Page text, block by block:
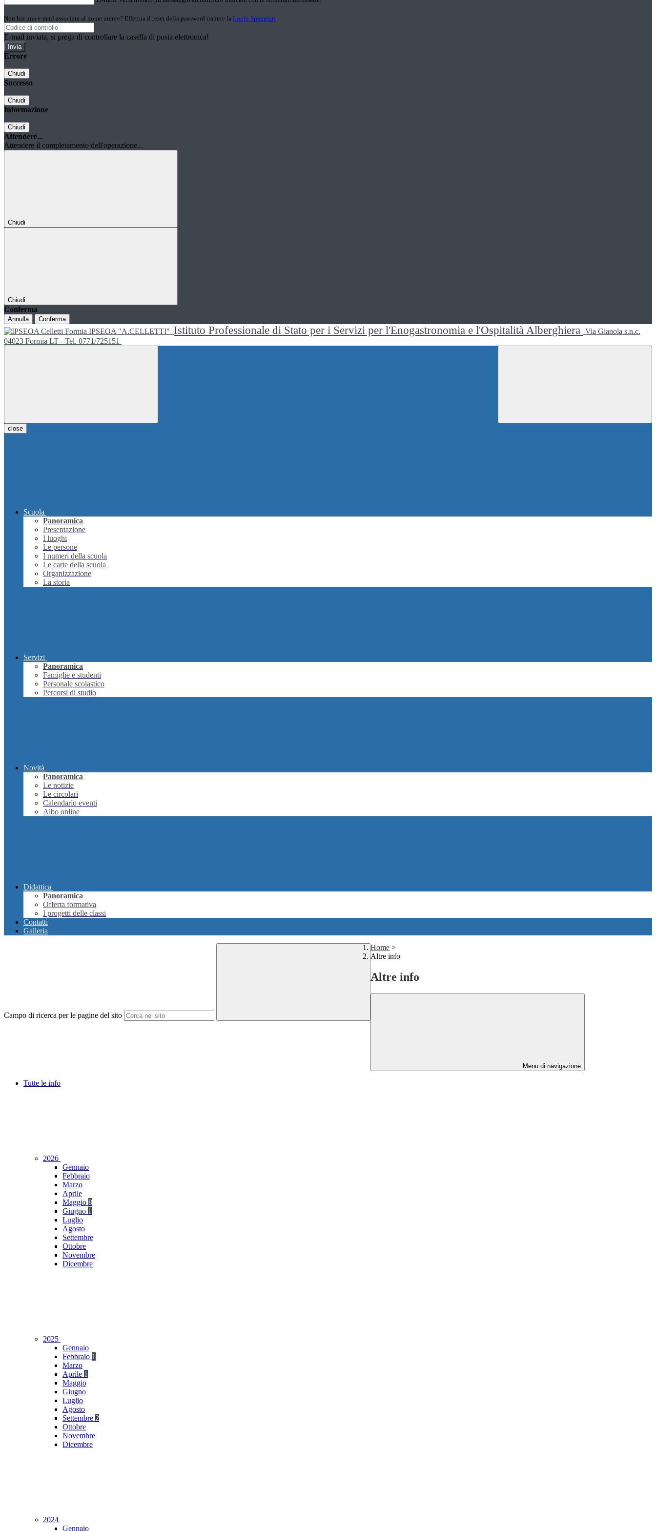
Non hai una e-mail associata al nome utente? Effettua il reset della password tramite la Login Spaggiari
E-mail inviata, si prega di controllare la casella di posta elettronica!
Errore
Chiudi
Successo
Chiudi
Informazione
Chiudi
Attendere...
Attendere il completamento dell'operazione...
Chiudi
Chiudi
Conferma
Annulla Conferma
IPSEOA "A.CELLETTI" Istituto Professionale di Stato per i Servizi per l'Enogastronomia e l'Ospitalità Alberghiera Via Gianola s.n.c.
04023 Formia LT - Tel. 0771/725151
close
Scuola
Panoramica
Presentazione
I luoghi
Le persone
I numeri della scuola
Le carte della scuola
Organizzazione
La storia
Servizi
Panoramica
Famiglie e studenti
Personale scolastico
Percorsi di studio
Novità
Panoramica
Le notizie
Le circolari
Calendario eventi
Albo online
Didattica
Panoramica
Offerta formativa
I progetti delle classi
Contatti
Galleria
Campo di ricerca per le pagine del sito
Home >
Altre info
Altre info
Menu di navigazione
Tutte le info
2026
Gennaio
Febbraio
Marzo
Aprile
Maggio 8
Giugno 1
Luglio
Agosto
Settembre
Ottobre
Novembre
Dicembre
2025
Gennaio
Febbraio 1
Marzo
Aprile 1
Maggio
Giugno
Luglio
Agosto
Settembre 2
Ottobre
Novembre
Dicembre
2024
Gennaio